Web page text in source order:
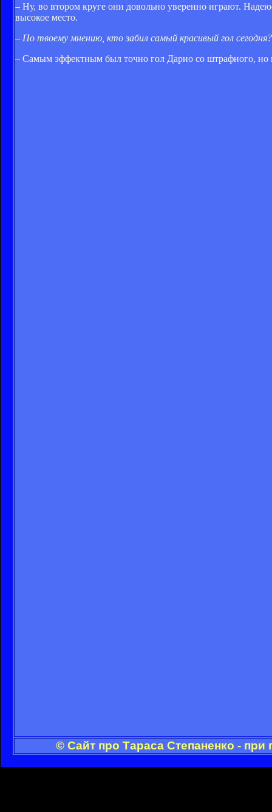
– Ну, во втором круге они довольно уверенно играют.
высокое место.
– По твоему мнению, кто забил самый красивый гол сегодня?
– Самым эффектным был точно гол Дарио со штрафного,
© Сайт про Тараса Степаненко -